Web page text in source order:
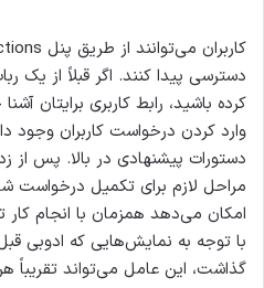
دسترسی پیدا کنند. اگر قبلاً از
کرده باشید، رابط کاربری برایتان
وارد کردن درخواست کاربران وجود
مراحل لازم برای تکمیل درخواست
امکان می‌دهد همزمان با انجام کار
با توجه به نمایش‌هایی که ادوبی قبل
گذاشت، این عامل می‌تواند